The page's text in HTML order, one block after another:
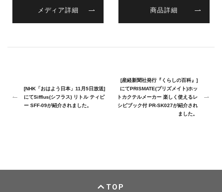
メディア詳細 商品詳細
[NHK「おはよう日本」11月5日放送]
にてSifflus(シフラス) リトル ティピ
ー SFF-09が紹介されました。
[産経新聞社発行『くらしの百科』]
にてPRISMATE(プリズメイト)ホッ
トカクテルメーカー 楽しく使えるレ
シピブック付 PR-SK027が紹介され
ました。
TOP